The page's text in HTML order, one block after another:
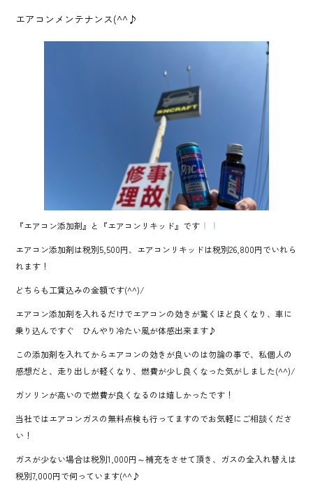
エアコンメンテナンス(^^♪
『エアコン添加剤』と『エアコンリキッド』です
エアコン添加剤は税別5,500円、エアコンリキッドは税別26,800円でいれら
れます！
どちらも工賃込みの金額です(^^)/
エアコン添加剤を入れるだけでエアコンの効きが驚くほど良くなり、車に
乗り込んですぐ ひんやり冷たい風が体感出来ます♪
この添加剤を入れてからエアコンの効きが良いのは勿論の事で、私個人の
感想だと、走り出しが軽くなり、燃費が少し良くなった気がしました(^^)/
ガソリンが高いので燃費が良くなるのは嬉しかったです！
当社ではエアコンガスの無料点検も行ってますのでお気軽にご相談くださ
い！
ガスが少ない場合は税別1,000円～補充をさせて頂き、ガスの全入れ替えは
税別7,000円で伺っています(^^♪